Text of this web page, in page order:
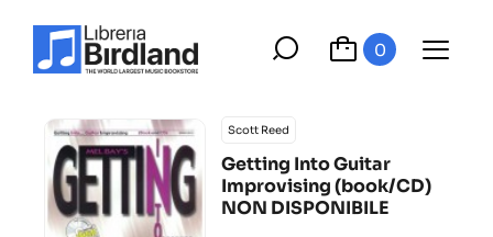
0
Scott Reed
Getting Into Guitar
Improvising (book/CD)
NON DISPONIBILE